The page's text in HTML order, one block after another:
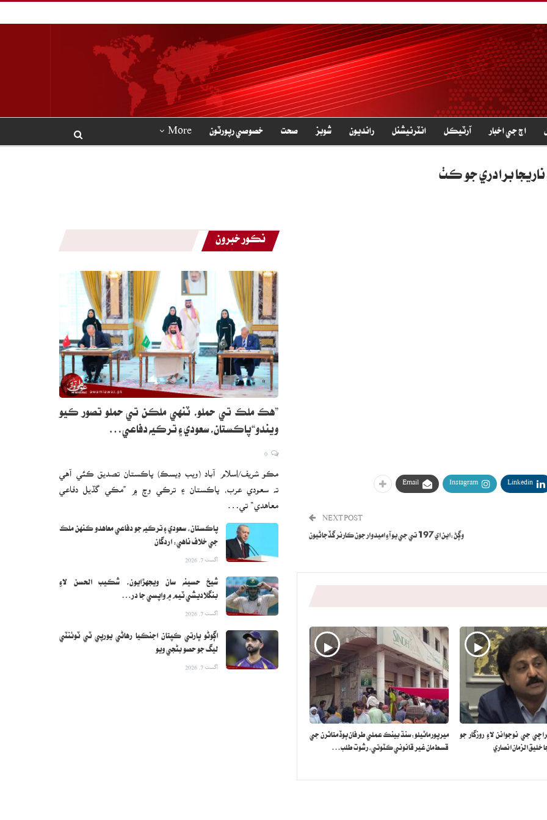
اڄ جي اخبار آرٽيڪل انٽرنيشنل رانديون شوبز صحت خصوصي رپورٽون More
برادري جو ڪَٺُ
Linkedin
Instagram
Email
NEXT POST
وڳڻ:اين اي197 تي جي يو آءِ اميدوار جون ڪارنر گڏجاڻيون
جي نوجوانن لاءِ روزگار جو
خليق الزمان انصاري
ميرپور ماٿيلو: سنڌ بينڪ عملي طرفان ٻوڏ متاثرن جي
قسط مان غير قانوني ڪٽوتي، رشوت طلب…
نڪور خبرون
”هڪ ملڪ تي حملو، ٽنهي ملڪن تي حملو تصور ڪيو
ويندو“پاڪستان، سعودي ۽ ترڪيه دفاعي…
مڪو شريف/اسلام آباد (ويب ڊيسڪ) پاڪستان تصديق ڪئي آهي
ته سعودي عرب، پاڪستان ۽ ترڪي وچ ۾ ”مڪي گڏيل دفاعي
معاهدي“ تي…
پاڪستان، سعودي ۽ ترڪيه جو دفاعي معاهدو ڪنهن ملڪ
جي خلاف ناهي: اردگان
اگست 7, 2026
شيخ حسينه سان ويجهڙايون، شڪيب الحسن لاءِ
بنگلاديشي ٽيم ۾ واپسي جا در…
اگست 7, 2026
اڳوڻو ڀارتي ڪپتان اجنڪيا رهاڻي يورپي ٽي ٽوئنٽي
ليگ جو حصو بڻجي ويو
اگست 7, 2026